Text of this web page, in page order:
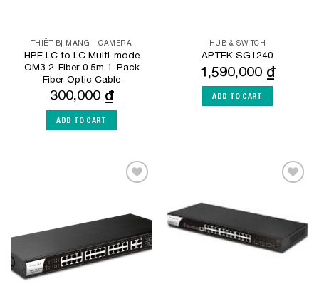
THIẾT BỊ MẠNG - CAMERA
HPE LC to LC Multi-mode
OM3 2-Fiber 0.5m 1-Pack
Fiber Optic Cable
300,000 ₫
ADD TO CART
HUB & SWITCH
APTEK SG1240
1,590,000 ₫
ADD TO CART